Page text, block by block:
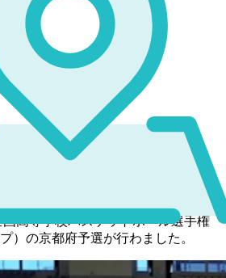
女共に大活躍！
国高等学校バスケットボール選手権
）の京都府予選が行わました。